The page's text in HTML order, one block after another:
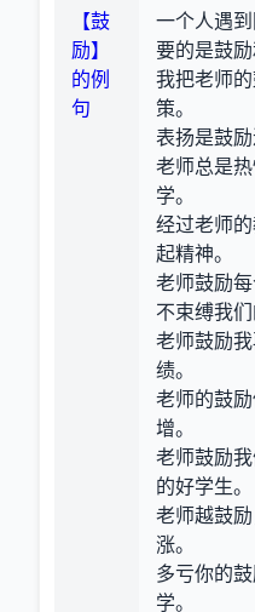
【鼓
励】
的例
句
一个人遇
要的是鼓励
我把老师
策。
表扬是鼓励
老师总是
学。
经过老师
起精神。
老师鼓励
不束缚我们
老师鼓励
绩。
老师的鼓
增。
老师鼓励
的好学生。
老师越鼓
涨。
多亏你的
学。